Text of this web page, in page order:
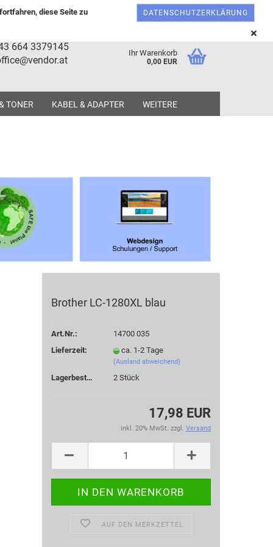
Österreich Merkzettel
664 3379145
Ihr Warenkorb
0,00 EUR
diese Seite zu DATENSCHUTZERKLÄRUNG
TONER KABEL & ADAPTER WEITERE
Brother LC-1280XL blau
Art.Nr.:
14700 035
Lieferzeit:
ca. 1-2 Tage
(Ausland abweichend)
Lagerbestand: 2 Stück
17,98 EUR
inkl. 20% MwSt. zzgl. Versand
AUF DEN MERKZETTEL